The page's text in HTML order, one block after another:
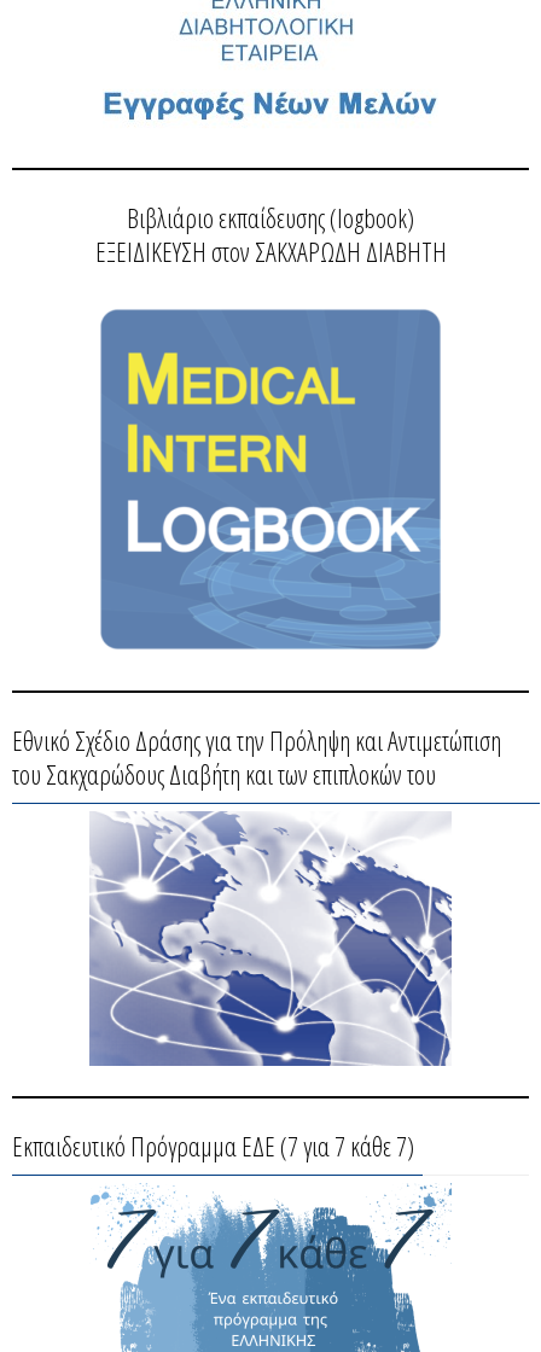
Βιβλιάριο εκπαίδευσης (logbook)
ΕΞΕΙΔΙΚΕΥΣΗ στον ΣΑΚΧΑΡΩΔΗ ΔΙΑΒΗΤΗ
Εθνικό Σχέδιο Δράσης για την Πρόληψη και Αντιμετώπιση
του Σακχαρώδους Διαβήτη και των επιπλοκών του
Εκπαιδευτικό Πρόγραμμα ΕΔΕ (7 για 7 κάθε 7)